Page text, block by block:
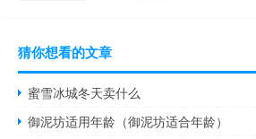
猜你想看的文章
蜜雪冰城冬天卖什么
御泥坊适用年龄（御泥坊适合年龄）